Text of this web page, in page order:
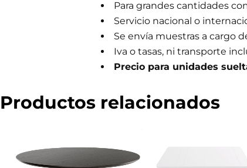
Para grandes cantidades
Servicio nacional o
Se envía muestras a cargo
Iva o tasas, ni transporte
Precio para unidades
Productos relacionados